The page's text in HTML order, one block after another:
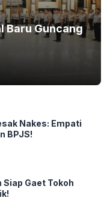
Baru Guncang
Nakes: Empati
BPJS!
Gaet Tokoh